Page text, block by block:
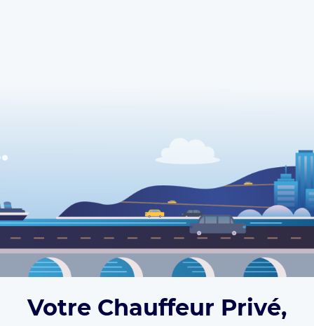
Votre Chauffeur Privé,